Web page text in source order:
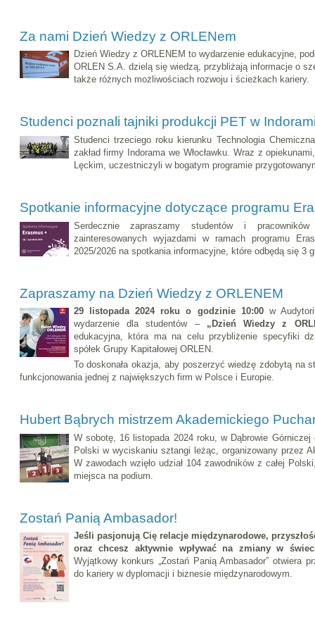
Za nami Dzień Wiedzy z ORLENem
Dzień Wiedzy z ORLENEM to wydarzenie edukacyjne,
ORLEN S.A. dzielą się wiedzą, przybliżają informacje o
także różnych możliwościach rozwoju i ścieżkach kariery.
Studenci poznali tajniki produkcji PET w
Studenci trzeciego roku kierunku Technologia
zakład firmy Indorama we Włocławku. Wraz z
Lęckim, uczestniczyli w bogatym programie
Spotkanie informacyjne dotyczące programu
Serdecznie zapraszamy studentów i pracowników
zainteresowanych wyjazdami w ramach programu
2025/2026 na spotkania informacyjne, które odbędą się 3
Zapraszamy na Dzień Wiedzy z ORLENEM
29 listopada 2024 roku o godzinie 10:00w
wydarzenie dla studentów – „Dzień Wiedzy z
edukacyjna, która ma na celu przybliżenie specyfiki
spółek Grupy Kapitałowej ORLEN.
To doskonała okazja, aby poszerzyć wiedzę zdobytą na
funkcjonowania jednej z największych firm w Polsce i Europie.
Hubert Bąbrych mistrzem Akademickiego
W sobotę, 16 listopada 2024 roku, w Dąbrowie Górniczej
Polski w wyciskaniu sztangi leżąc, organizowany przez
W zawodach wzięło udział 104 zawodników z całej
miejsca na podium.
Zostań Panią Ambasador!
Jeśli pasjonują Cię relacje międzynarodowe,
oraz chcesz aktywnie wpływać na zmiany w
Wyjątkowy konkurs „Zostań Panią Ambasador” otwiera
do kariery w dyplomacji i biznesie międzynarodowym.